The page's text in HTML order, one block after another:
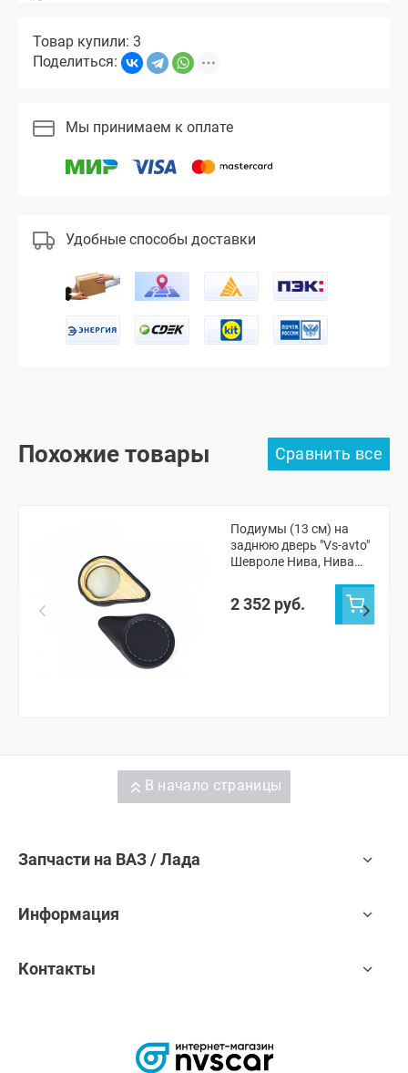
Товар купили: 3
Поделиться:
Мы принимаем к оплате
Удобные способы доставки
Похожие товары
Подиумы (13 см) на
заднюю дверь "Vs-avto"
Шевроле Нива, Нива
2 352 руб.
В начало страницы
Запчасти на ВАЗ / Лада
Информация
Контакты